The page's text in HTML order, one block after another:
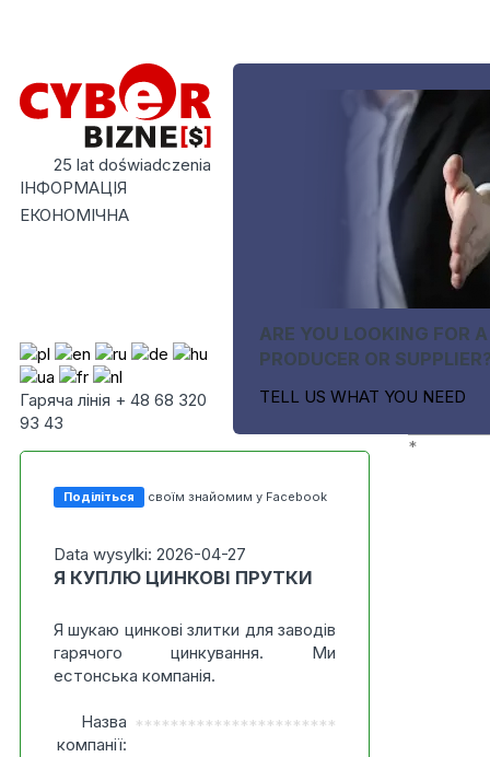
25 lat doświadczenia
ІНФОРМАЦІЯ
ЕКОНОМІЧНА
Гаряча лінія + 48 68 320
93 43
ARE YOU LOOKING FOR A
PRODUCER OR
TELL US WHAT YOU NEED
Поділіться своїм знайомим у Facebook
Data wysylki: 2026-04-27
Я КУПЛЮ ЦИНКОВІ ПРУТКИ
Я шукаю цинкові злитки для заводів
гарячого цинкування. Ми
естонська компанія.
Назва
компанії:
***********************
*